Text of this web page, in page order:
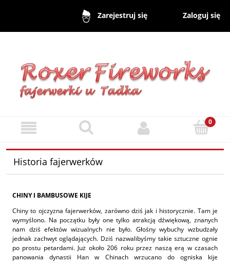
Zarejestruj się Zaloguj się
Historia fajerwerków
CHINY I BAMBUSOWE KIJE
Chiny to ojczyzna fajerwerków, zarówno dziś jak i historycznie. Tam je
wymyślono. Na początku były one tylko atrakcją dźwiękową, znanych
nam dziś efektów wizualnych nie było. Głośny wybuchy wzbudzały
jednak zachwyt oglądających. Dziś nazwalibyśmy takie sztuczne ognie
po prostu petardami. Już około 206 roku przez naszą erą w czasach
panowania dynastii Han w Chinach wrzucano do ogniska kije